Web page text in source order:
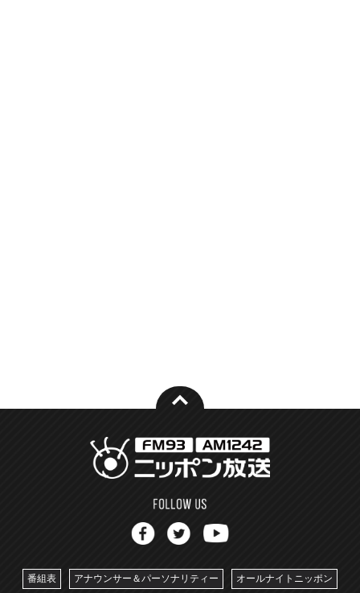
番組表 アナウンサー＆パーソナリティー オールナイトニッポン